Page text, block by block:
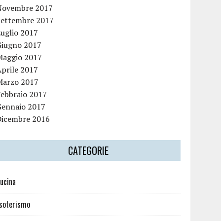
2017
2017
2017
2017
2017
2017
2017
2017
2017
2016
CATEGORIE